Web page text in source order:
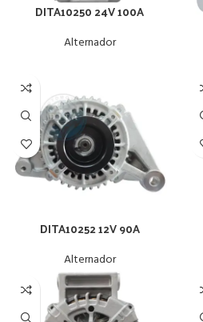
DITA10250 24V 100A
Alternador
DITA10252 12V 90A
Alternador